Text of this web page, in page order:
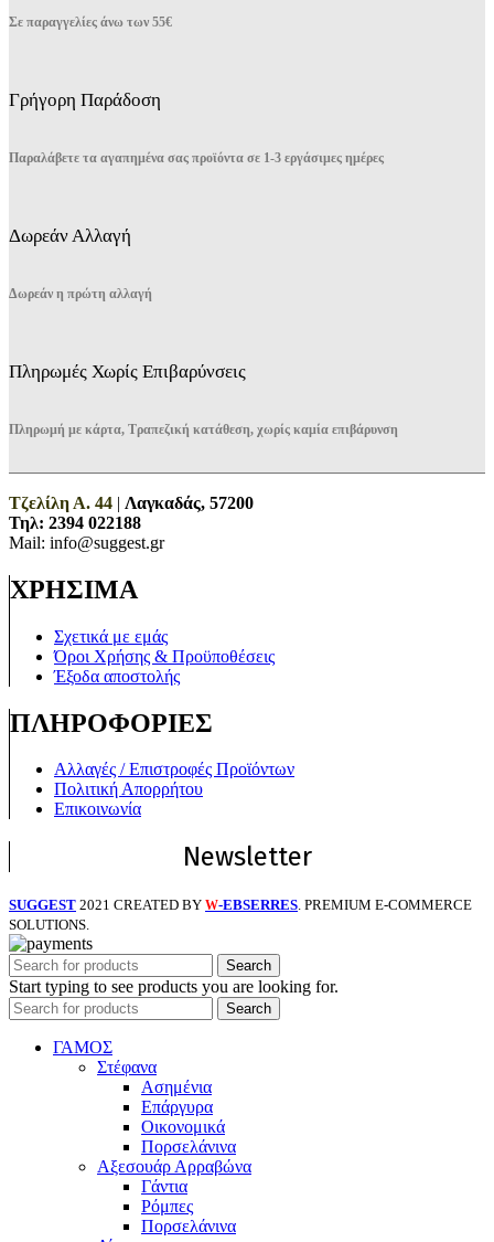
Σε παραγγελίες άνω των 55€
Γρήγορη Παράδοση
Παραλάβετε τα αγαπημένα σας προϊόντα σε 1-3 εργάσιμες ημέρες
Δωρεάν Αλλαγή
Δωρεάν η πρώτη αλλαγή
Πληρωμές Χωρίς Επιβαρύνσεις
Πληρωμή με κάρτα, Τραπεζική κατάθεση, χωρίς καμία επιβάρυνση
Τζελίλη Α. 44 | Λαγκαδάς, 57200
Τηλ: 2394 022188
Mail: info@suggest.gr
ΧΡΗΣΙΜΑ
Σχετικά με εμάς
Όροι Χρήσης & Προϋποθέσεις
Έξοδα αποστολής
ΠΛΗΡΟΦΟΡΙΕΣ
Αλλαγές / Επιστροφές Προϊόντων
Πολιτική Απορρήτου
Επικοινωνία
Newsletter
SUGGEST 2021 CREATED BY W-EBSERRES. PREMIUM E-COMMERCE
SOLUTIONS.
Search
Start typing to see products you are looking for.
Search
ΓΑΜΟΣ
Στέφανα
Ασημένια
Επάργυρα
Οικονομικά
Πορσελάνινα
Αξεσουάρ Αρραβώνα
Γάντια
Ρόμπες
Πορσελάνινα